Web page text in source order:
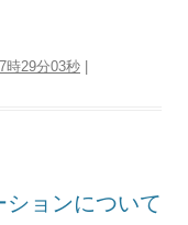
時29分03秒
ョンについて